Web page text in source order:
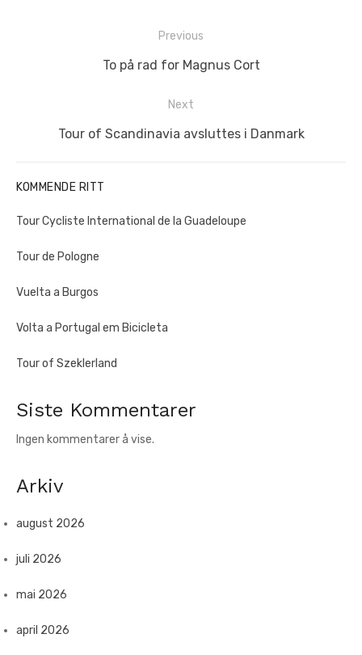
Innleggsnavigasjon
Previous
Previous
To på rad for Magnus Cort
Next
Next
Tour of Scandinavia avsluttes i Danmark
KOMMENDE RITT
Tour Cycliste International de la Guadeloupe
Tour de Pologne
Vuelta a Burgos
Volta a Portugal em Bicicleta
Tour of Szeklerland
Siste Kommentarer
Ingen kommentarer å vise.
Arkiv
august 2026
juli 2026
mai 2026
april 2026